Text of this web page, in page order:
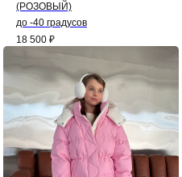
(РОЗОВЫЙ)
до -40 градусов
18 500 ₽